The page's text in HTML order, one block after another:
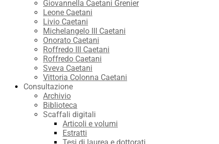
Giovannella Caetani Grenier
Leone Caetani
Livio Caetani
Michelangelo III Caetani
Onorato Caetani
Roffredo III Caetani
Roffredo Caetani
Sveva Caetani
Vittoria Colonna Caetani
Consultazione
Archivio
Biblioteca
Scaffali digitali
Articoli e volumi
Estratti